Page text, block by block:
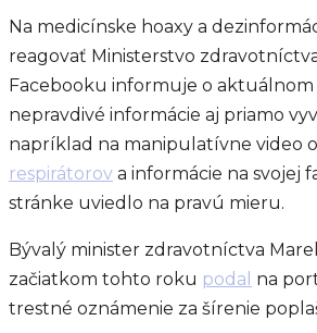
Na medicínske hoaxy a
reagovať Ministerstvo
Facebooku informuje o
nepravdivé informácie aj priamo
napríklad na manipulatívne video
respirátorov a informácie na svojej
stránke uviedlo na pravú mieru.
Bývalý minister zdravotníctva
začiatkom tohto roku podal na
trestné oznámenie za šírenie